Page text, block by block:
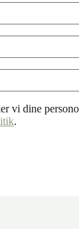
vi dine
.